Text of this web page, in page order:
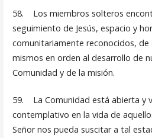
58. Los miembros solteros
se­guimiento de Jesús, espacio y
comunitariamente reconocidos,
mismos en orden al desarrollo de
Comunidad y de la mi­sión.
59. La Comunidad está abierta y
contemplativo en la vida de
Señor nos pueda sus­citar a tal